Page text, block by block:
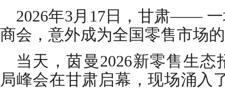
2026年3月17日，甘肃——
商会，意外成为全国零售市场
当天，茵曼2026新零售生
局峰会在甘肃启幕，现场涌入